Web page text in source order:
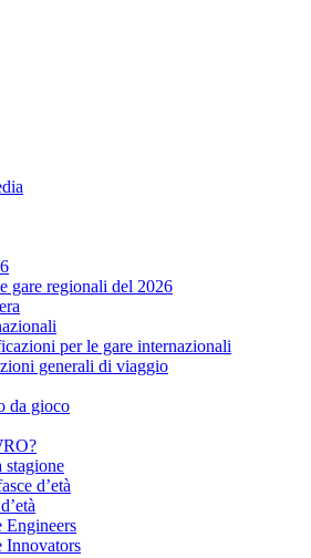
gare regionali del 2026
per le gare internazionali
generali di viaggio
da gioco
stagione
d’età
Engineers
Innovators